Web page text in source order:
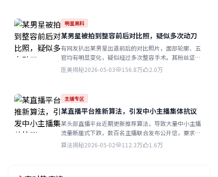
明星黑料
某男星被拍到整容前后对比照，疑似多次动刀
有网友扒出某男星出道前后的对比照片，面部轮廓、五
官均有明显变化，疑似经过多次整容手术。其粉丝坚称
只是减肥和化妆的效果...
医美揭秘2026-05-03 156.8万 2.0万
主播专区
某直播平台推新算法，引发中小主播集体抗议
某头部直播平台近期更新推荐算法，导致大量中小主播
流量断崖式下跌，数百名主播联合发布公开信，要求平
台给予公平推荐机会...
算法揭秘2026-05-02 112.3万 1.6万